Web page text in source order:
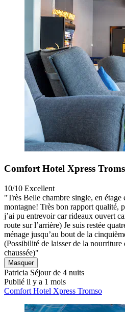
Comfort Hotel Xpress
10/10 Excellent
"Très Belle chambre single, en
montagne! Très bon rapport qualité,
j’ai pu entrevoir car rideaux ouvert
route sur l’arrière) Je suis restée
ménage jusqu’au bout de la
(Possibilité de laisser de la
chaussée)"
Masquer
Patricia Séjour de 4 nuits
Publié il y a 1 mois
Comfort Hotel Xpress Tromso